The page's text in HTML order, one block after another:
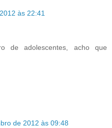
às 22:41
de adolescentes, acho que
de 2012 às 09:48